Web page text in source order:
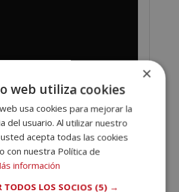
×
web utiliza cookies
usa cookies para mejorar la
del usuario. Al utilizar nuestro
acepta todas las cookies
con nuestra Política de
información
TODOS LOS SOCIOS (5) →